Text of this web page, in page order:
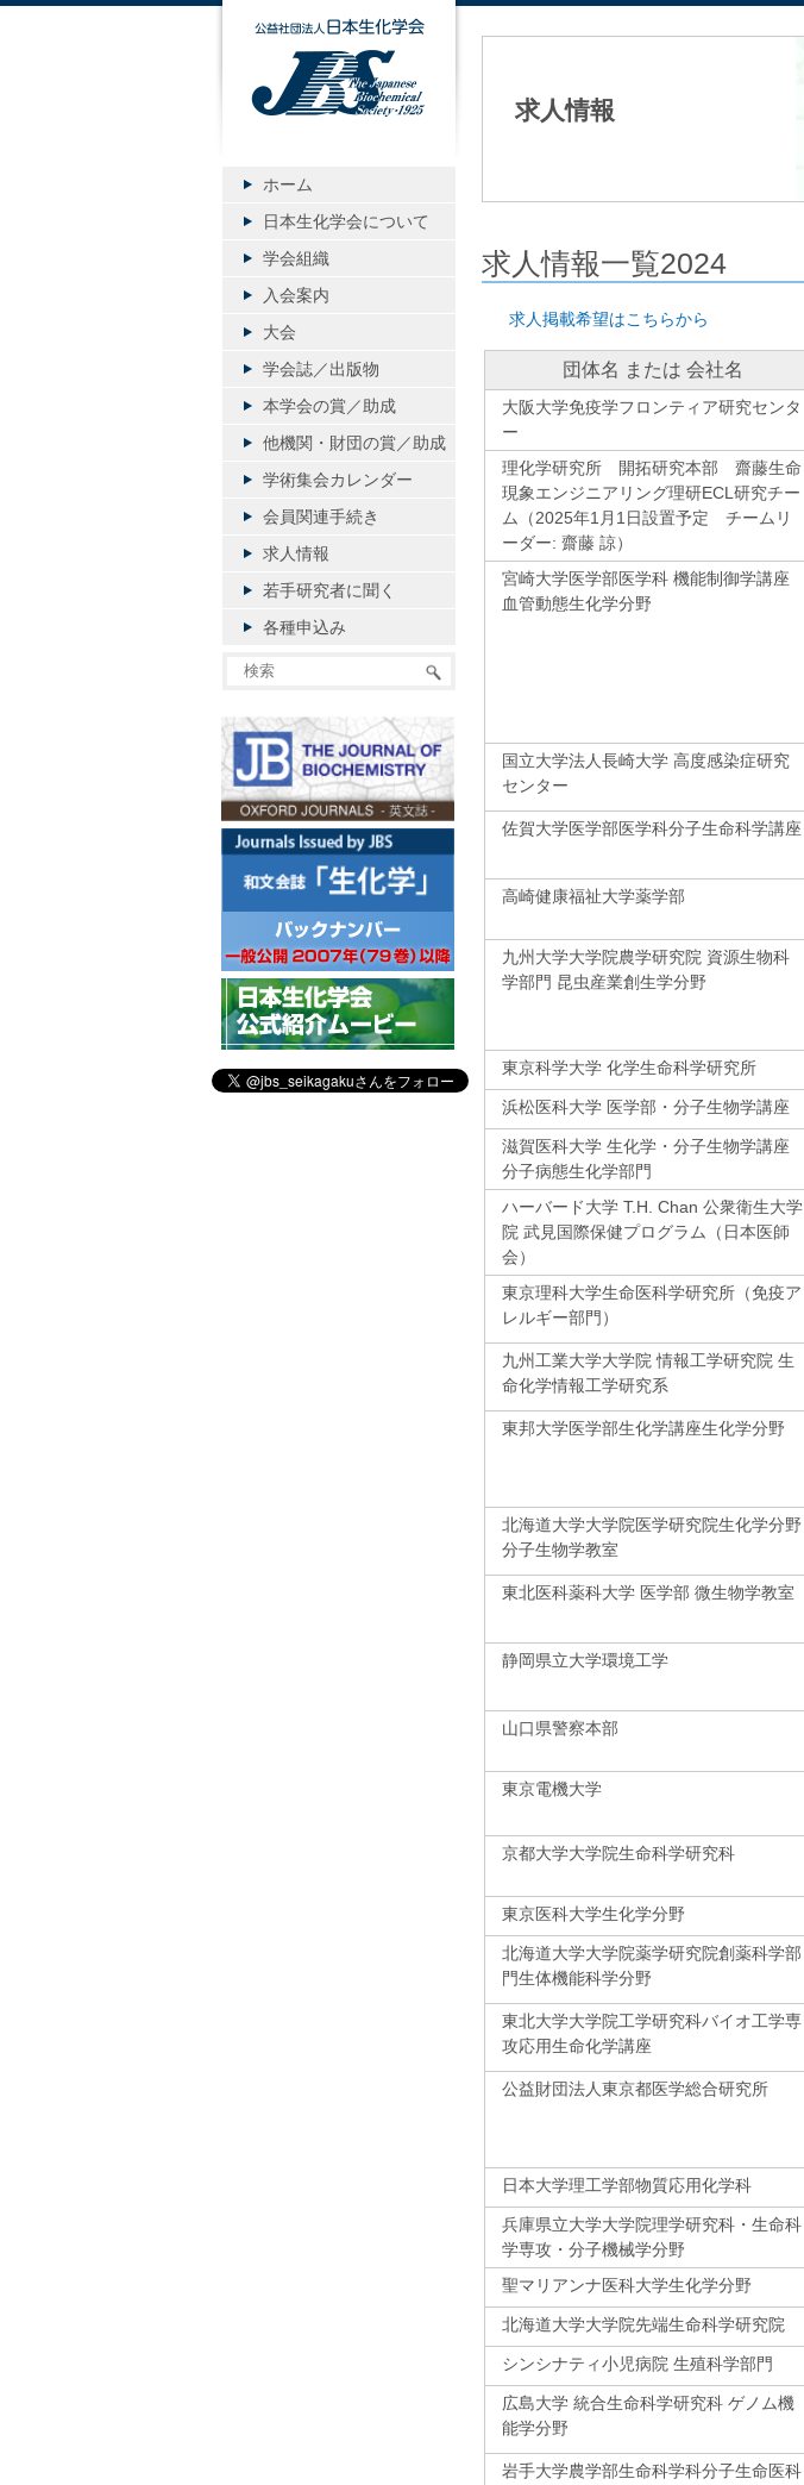
求人情報
求人情報一覧2024
求人掲載希望はこちらから
団体名 または 会社名
大阪大学免疫学フロンティア研究センタ
ー
理化学研究所 開拓研究本部 齋藤生命
現象エンジニアリング理研ECL研究チー
ム（2025年1月1日設置予定 チームリ
ーダー: 齋藤 諒）
宮崎大学医学部医学科 機能制御学講座
血管動態生化学分野
国立大学法人長崎大学 高度感染症研究
センター
佐賀大学医学部医学科分子生命科学講座
高崎健康福祉大学薬学部
九州大学大学院農学研究院 資源生物科
学部門 昆虫産業創生学分野
東京科学大学 化学生命科学研究所
浜松医科大学 医学部・分子生物学講座
滋賀医科大学 生化学・分子生物学講座
分子病態生化学部門
ハーバード大学 T.H. Chan 公衆衛生大学
院 武見国際保健プログラム（日本医師
会）
東京理科大学生命医科学研究所（免疫ア
レルギー部門）
九州工業大学大学院 情報工学研究院 生
命化学情報工学研究系
東邦大学医学部生化学講座生化学分野
北海道大学大学院医学研究院生化学分野
分子生物学教室
東北医科薬科大学 医学部 微生物学教室
静岡県立大学環境工学
山口県警察本部
東京電機大学
京都大学大学院生命科学研究科
東京医科大学生化学分野
北海道大学大学院薬学研究院創薬科学部
門生体機能科学分野
東北大学大学院工学研究科バイオ工学専
攻応用生命化学講座
公益財団法人東京都医学総合研究所
日本大学理工学部物質応用化学科
兵庫県立大学大学院理学研究科・生命科
学専攻・分子機械学分野
聖マリアンナ医科大学生化学分野
北海道大学大学院先端生命科学研究院
シンシナティ小児病院 生殖科学部門
広島大学 統合生命科学研究科 ゲノム機
能学分野
岩手大学農学部生命科学科分子生命医科
公益社団法人日本生化学会
ホーム
日本生化学会について
学会組織
入会案内
大会
学会誌／出版物
本学会の賞／助成
他機関・財団の賞／助成
学術集会カレンダー
会員関連手続き
求人情報
若手研究者に聞く
各種申込み